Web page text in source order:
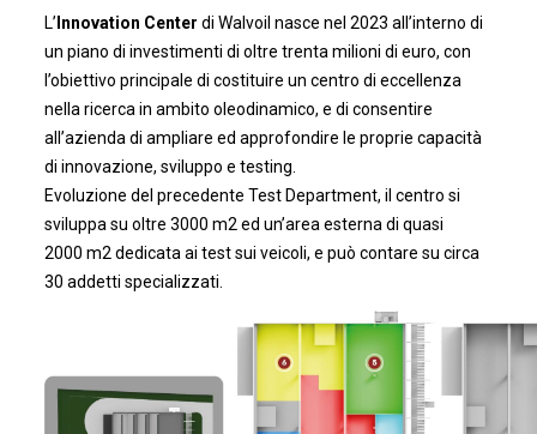
L’ Innovation Centerdi Walvoil nasce nel 2023 all’interno di
un piano di investimenti di oltre trenta milioni di euro, con
l’obiettivo principale di costituire un centro di eccellenza
nella ricerca in ambito oleodinamico, e di consentire
all’azienda di ampliare ed approfondire le proprie capacità
di innovazione, sviluppo e testing.
Evoluzione del precedente Test Department, il centro si
sviluppa su oltre 3000 m2 ed un’area esterna di quasi
2000 m2 dedicata ai test sui veicoli, e può contare su circa
30 addetti specializzati.